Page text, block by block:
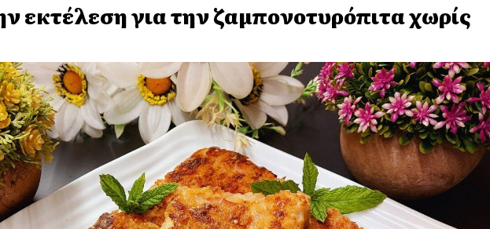
εκτέλεση για την ζαμπονοτυρόπιτα χωρίς